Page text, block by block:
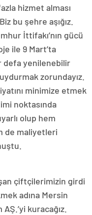
hizmet alması
bu şehre aşığız.
İttifakı’nın gücü
ile 9 Mart’ta
defa yenilenebilir
zorundayız.
minimize etmek
noktasında
olup hem
de maliyetleri
çiftçilerimizin girdi
adına Mersin
kuracağız.